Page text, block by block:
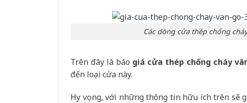
Các dòng cửa thép chống
Trên đây là báo giá cửa thép chống cháy
đến loại cửa này.
Hy vọng, với những thông tin hữu ích trên sẽ